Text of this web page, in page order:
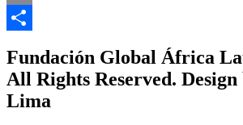
Email
Fundación Global África
All Rights Reserved.
Lima